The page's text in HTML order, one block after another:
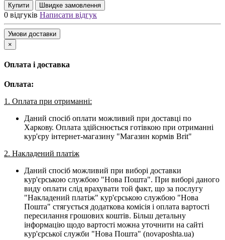
Купити Швидке замовлення
0 відгуків Написати відгук
Умови доставки
×
Оплата і доставка
Оплата:
1. Оплата при отриманні:
Даний спосіб оплати можливий при доставці по
Харкову. Оплата здійснюється готівкою при отриманні
кур'єру інтернет-магазину "Магазин кормів Brit"
2. Накладений платіж
Даний спосіб можливий при виборі доставки
кур'єрською службою "Нова Пошта". При виборі даного
виду оплати слід врахувати той факт, що за послугу
"Накладений платіж" кур'єрською службою "Нова
Пошта" стягується додаткова комісія і оплата вартості
пересилання грошових коштів. Більш детальну
інформацію щодо вартості можна уточнити на сайті
кур'єрської служби "Нова Пошта" (novaposhta.ua)